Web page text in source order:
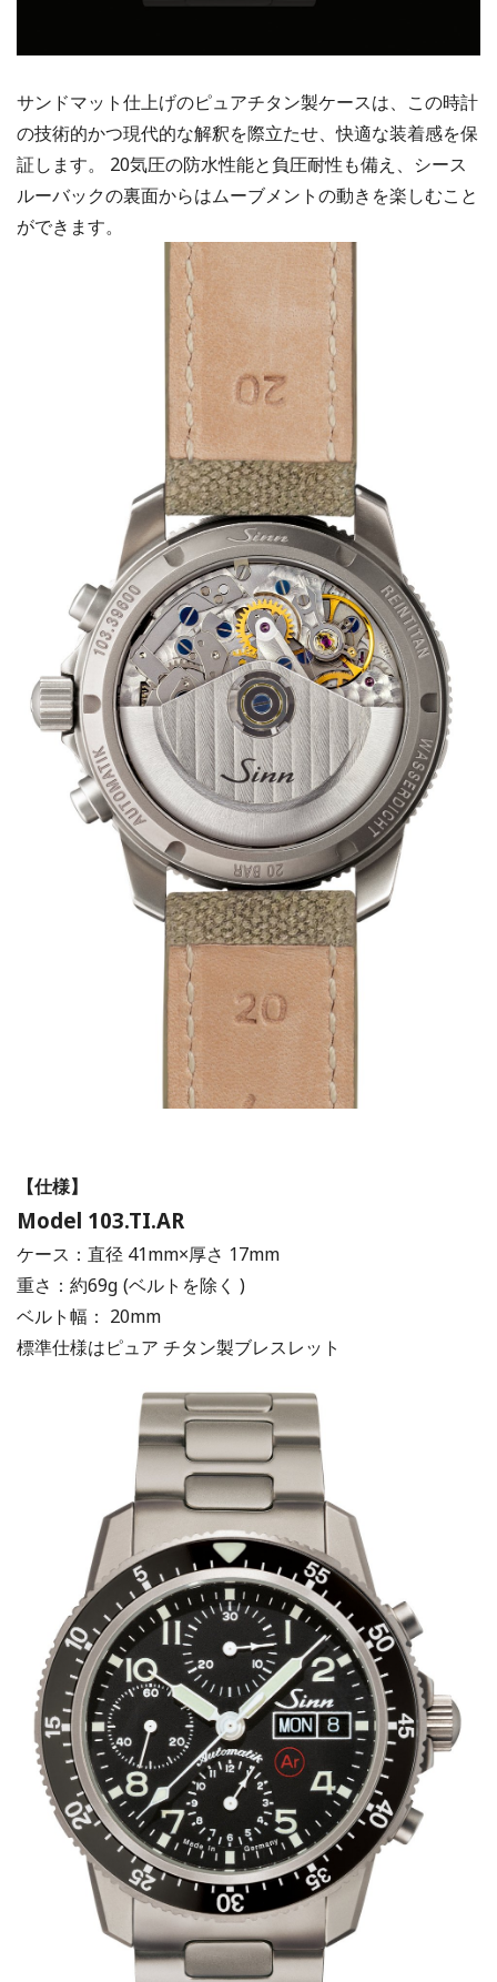
サンドマット仕上げのピュアチタン製ケースは、この時計
の技術的かつ現代的な解釈を際立たせ、快適な装着感を保
証します。 20気圧の防水性能と負圧耐性も備え、シース
ルーバックの裏面からはムーブメントの動きを楽しむこと
ができます。
【仕様】
Model 103.TI.AR
ケース：直径 41mm×厚さ 17mm
重さ：約69g (ベルトを除く )
ベルト幅： 20mm
標準仕様はピュア チタン製ブレスレット